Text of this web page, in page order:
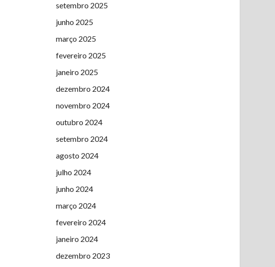
setembro 2025
junho 2025
março 2025
fevereiro 2025
janeiro 2025
dezembro 2024
novembro 2024
outubro 2024
setembro 2024
agosto 2024
julho 2024
junho 2024
março 2024
fevereiro 2024
janeiro 2024
dezembro 2023